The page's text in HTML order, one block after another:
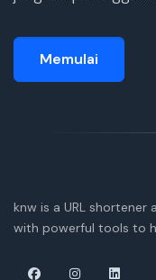
Memulai
knw is a URL
with powerful tools to